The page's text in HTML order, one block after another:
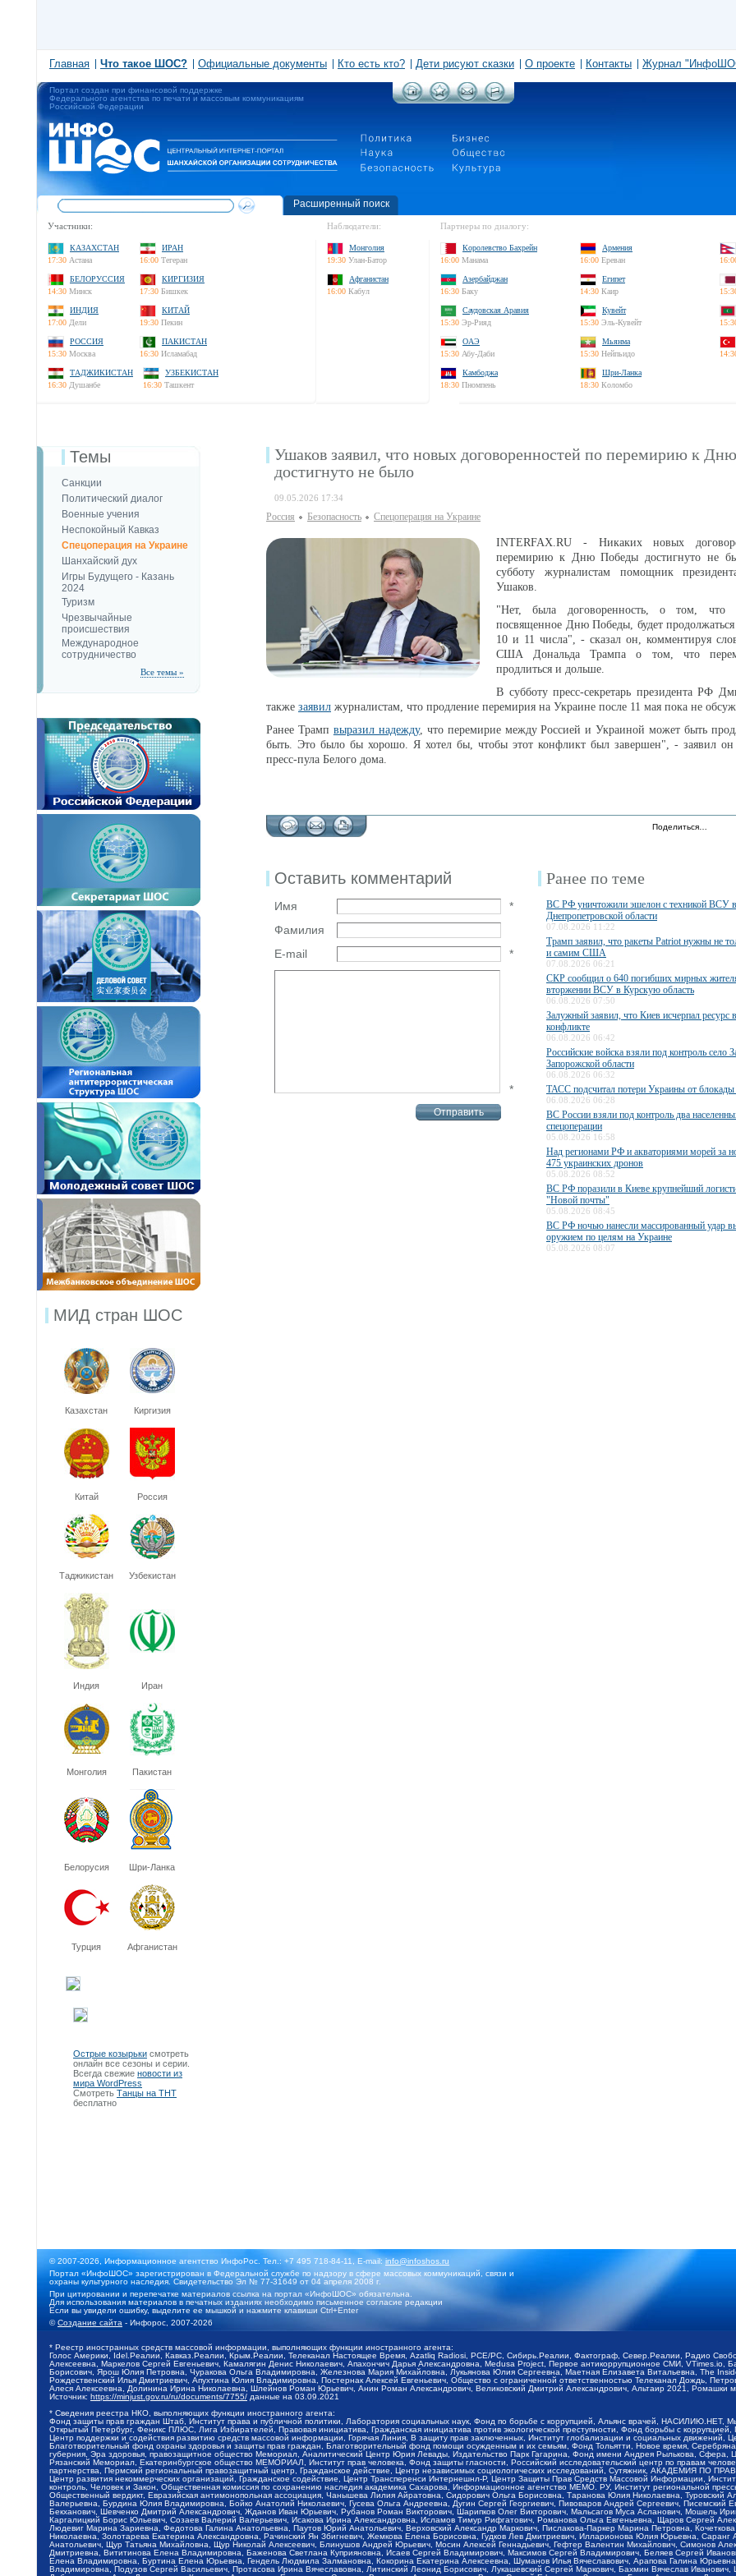
Главная Что такое ШОС? Официальные документы Кто есть кто? Дети рисуют сказки О проекте Контакты Журнал
Портал создан при финансовой поддержке
Федерального агентства по печати и массовым коммуникациям
Российской Федерации
Расширенный поиск
Участники:
КАЗАХСТАН
17:30 Астана
ИРАН
16:00 Тегеран
БЕЛОРУССИЯ
14:30 Минск
КИРГИЗИЯ
17:30 Бишкек
ИНДИЯ
17:00 Дели
КИТАЙ
19:30 Пекин
РОССИЯ
15:30 Москва
ПАКИСТАН
16:30 Исламабад
ТАДЖИКИСТАН
16:30 Душанбе
УЗБЕКИСТАН
16:30 Ташкент
Наблюдатели:
Монголия
19:30 Улан-Батор
Афганистан
16:00 Кабул
Партнеры по диалогу:
Королевство Бахрейн
16:00 Манама
Армения
16:00 Ереван
Азербайджан
16:30 Баку
Египет
14:30 Каир
Саудовская Аравия
15:30 Эр-Рияд
Кувейт
15:30 Эль-Кувейт
ОАЭ
15:30 Абу-Даби
Мьянма
15:30 Нейпьидо
Камбоджа
18:30 Пномпень
Шри-Ланка
18:30 Коломбо
Темы
Санкции
Политический диалог
Военные учения
Неспокойный Кавказ
Спецоперация на Украине
Шанхайский дух
Игры Будущего - Казань
2024
Туризм
Чрезвычайные
происшествия
Международное
сотрудничество
Все темы »
МИД стран ШОС
Казахстан Киргизия
Китай Россия
Таджикистан Узбекистан
Индия Иран
Монголия Пакистан
Белорусия Шри-Ланка
Турция Афганистан
Острые козырьки смотреть
онлайн все сезоны и серии.
Всегда свежие новости из
мира WordPress
Смотреть Танцы на ТНТ
бесплатно
Ушаков заявил, что новых договоренностей по перемирию к
достигнуто не было
09.05.2026 17:34
Россия Безопаcность Спецоперация на Украине
INTERFAX.RU - Никаких новых
перемирию к Дню Победы достигнуто не
субботу журналистам помощник
Ушаков.
"Нет, была договоренность, о том, что
посвященное Дню Победы, будет
10 и 11 числа", - сказал он, комментируя
США Дональда Трампа о том, что
продлиться и дольше.
В субботу пресс-секретарь президента РФ
также заявил журналистам, что продление перемирия на Украине после 11 мая пока не
Ранее Трамп выразил надежду, что перемирие между Россией и Украиной может быть
быть. Это было бы хорошо. Я хотел бы, чтобы этот конфликт был завершен", - заявил он
пресс-пула Белого дома.
Поделиться…
Оставить комментарий
Имя
*
Фамилия
E-mail
*
*
Ранее по теме
ВС РФ уничтожили эшелон с техникой ВСУ в
Днепропетровской области
07.08.2026 11:22
Трамп заявил, что ракеты Patriot нужны не
и самим США
07.08.2026 06:21
СКР сообщил о 640 погибших мирных
вторжении ВСУ в Курскую область
06.08.2026 07:50
Залужный заявил, что Киев исчерпал ресурс
конфликте
06.08.2026 06:42
Российские войска взяли под контроль село
Запорожской области
06.08.2026 06:32
ТАСС подсчитал потери Украины от блокады
06.08.2026 06:28
ВС России взяли под контроль два
спецоперации
05.08.2026 16:58
Над регионами РФ и акваториями морей за
475 украинских дронов
05.08.2026 08:52
ВС РФ поразили в Киеве крупнейший
"Новой почты"
05.08.2026 08:45
ВС РФ ночью нанесли массированный удар
оружием по целям на Украине
05.08.2026 08:07
© 2007-2026, Информационное агентство ИнфоРос. Тел.: +7 495 718-84-11, E-mail:info@infoshos.ru
Портал «ИнфоШОС» зарегистрирован в Федеральной службе по надзору в сфере массовых коммуникаций, связи и
охраны культурного наследия. Свидетельство Эл № 77-31649 от 04 апреля 2008 г.
При цитировании и перепечатке материалов ссылка на портал «ИнфоШОС» обязательна.
Для использования материалов в печатных изданиях необходимо письменное согласие редакции
Если вы увидели ошибку, выделите ее мышкой и нажмите клавиши Ctrl+Enter
©Создание сайта - Инфорос, 2007-2026
* Реестр иностранных средств массовой информации, выполняющих функции иностранного агента:
Голос Америки, Idel.Реалии, Кавказ.Реалии, Крым.Реалии, Телеканал Настоящее Время, Azatliq Radiosi, PCE/PC, Сибирь.Реалии, Фактограф, Север.Реалии, Радио
Алексеевна, Маркелов Сергей Евгеньевич, Камалягин Денис Николаевич, Апахончич Дарья Александровна, Medusa Project, Первое антикоррупционное СМИ,
Борисович, Ярош Юлия Петровна, Чуракова Ольга Владимировна, Железнова Мария Михайловна, Лукьянова Юлия Сергеевна, Маетная Елизавета Витальевна, The
Рождественский Илья Дмитриевич, Апухтина Юлия Владимировна, Постернак Алексей Евгеньевич, Общество с ограниченной ответственностью Телеканал Дождь,
Алеся Алексеевна, Долинина Ирина Николаевна, Шлейнов Роман Юрьевич, Анин Роман Александрович, Великовский Дмитрий Александрович, Альтаир 2021, Ромашки
Источник: https://minjust.gov.ru/ru/documents/7755/ данные на 03.09.2021
* Сведения реестра НКО, выполняющих функции иностранного агента:
Фонд защиты прав граждан Штаб, Институт права и публичной политики, Лаборатория социальных наук, Фонд по борьбе с коррупцией, Альянс врачей,
Открытый Петербург, Феникс ПЛЮС, Лига Избирателей, Правовая инициатива, Гражданская инициатива против экологической преступности, Фонд борьбы с
Центр поддержки и содействия развитию средств массовой информации, Горячая Линия, В защиту прав заключенных, Институт глобализации и социальных
Благотворительный фонд охраны здоровья и защиты прав граждан, Благотворительный фонд помощи осужденным и их семьям, Фонд Тольятти, Новое время,
губерния, Эра здоровья, правозащитное общество Мемориал, Аналитический Центр Юрия Левады, Издательство Парк Гагарина, Фонд имени Андрея Рылькова,
Рязанский Мемориал, Екатеринбургское общество МЕМОРИАЛ, Институт прав человека, Фонд защиты гласности, Российский исследовательский центр по правам
партнерства, Пермский региональный правозащитный центр, Гражданское действие, Центр независимых социологических исследований, Сутяжник, АКАДЕМИЯ ПО
Центр развития некоммерческих организаций, Гражданское содействие, Центр Трансперенси Интернешнл-Р, Центр Защиты Прав Средств Массовой Информации,
контроль, Человек и Закон, Общественная комиссия по сохранению наследия академика Сахарова, Информационное агентство МЕМО. РУ, Институт региональной
Общественный вердикт, Евразийская антимонопольная ассоциация, Чанышева Лилия Айратовна, Сидорович Ольга Борисовна, Таранова Юлия Николаевна, Туровский
Валерьевна, Бурдина Юлия Владимировна, Бойко Анатолий Николаевич, Гусева Ольга Андреевна, Дугин Сергей Георгиевич, Пивоваров Андрей Сергеевич, Писемский
Бекханович, Шевченко Дмитрий Александрович, Жданов Иван Юрьевич, Рубанов Роман Викторович, Шарипков Олег Викторович, Мальсагов Муса Асланович, Мошель
Каргалицкий Борис Юльевич, Созаев Валерий Валерьевич, Исакова Ирина Александровна, Исламов Тимур Рифгатович, Романова Ольга Евгеньевна, Щаров Сергей
Людевиг Марина Зариевна, Федотова Галина Анатольевна, Паутов Юрий Анатольевич, Верховский Александр Маркович, Пислакова-Паркер Марина Петровна,
Николаевна, Золотарева Екатерина Александровна, Рачинский Ян Збигневич, Жемкова Елена Борисовна, Гудков Лев Дмитриевич, Илларионова Юлия Юрьевна,
Анатольевич, Щур Татьяна Михайловна, Щур Николай Алексеевич, Блинушов Андрей Юрьевич, Мосин Алексей Геннадьевич, Гефтер Валентин Михайлович, Симонов
Дмитриевна, Вититинова Елена Владимировна, Баженова Светлана Куприяновна, Исаев Сергей Владимирович, Максимов Сергей Владимирович, Беляев Сергей
Елена Владимировна, Буртина Елена Юрьевна, Гендель Людмила Залмановна, Кокорина Екатерина Алексеевна, Шуманов Илья Вячеславович, Арапова Галина
Владимировна, Подузов Сергей Васильевич, Протасова Ирина Вячеславовна, Литинский Леонид Борисович, Лукашевский Сергей Маркович, Бахмин Вячеслав